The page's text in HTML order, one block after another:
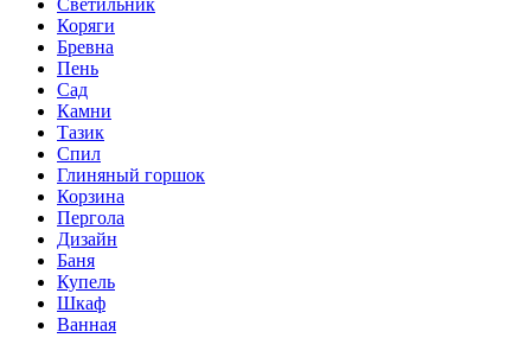
Коряги
Бревна
Пень
Сад
Камни
Тазик
Спил
Глиняный горшок
Корзина
Пергола
Дизайн
Баня
Купель
Шкаф
Ванная